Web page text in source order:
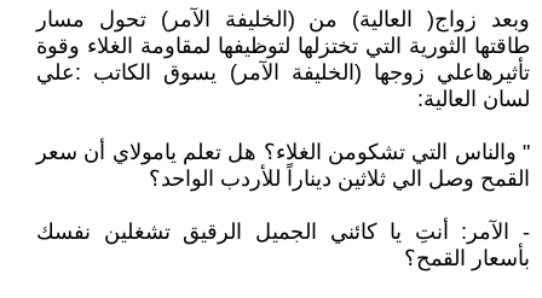
وبعد زواج( العالية) من (الخليفة الآمر) تحول مسار
طاقتها الثورية التي تختزلها لتوظيفها لمقاومة الغلاء وقوة
تأثيرهاعلي زوجها (الخليفة الآمر) يسوق الكاتب :علي
لسان العالية:
" والناس التي تشكومن الغلاء؟ هل تعلم يامولاي أن سعر
القمح وصل الي ثلاثين ديناراً للأردب الواحد؟
- الآمر: أنتِ يا كائني الجميل الرقيق تشغلين نفسك
بأسعار القمح؟